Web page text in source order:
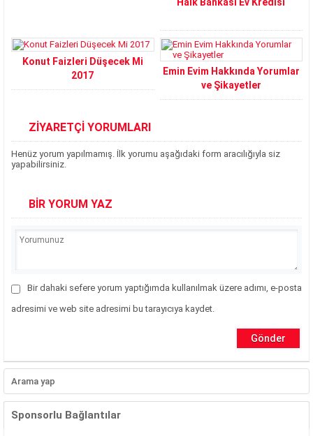
Konut Faizleri Düşecek Mi
2017
Emin Evim Hakkında Yorumlar
ve Şikayetler
ZİYARETÇİ YORUMLARI
Henüz yorum yapılmamış. İlk yorumu aşağıdaki form aracılığıyla siz
yapabilirsiniz.
BİR YORUM YAZ
Bir dahaki sefere yorum yaptığımda kullanılmak üzere adımı, e-posta
adresimi ve web site adresimi bu tarayıcıya kaydet.
Sponsorlu Bağlantılar